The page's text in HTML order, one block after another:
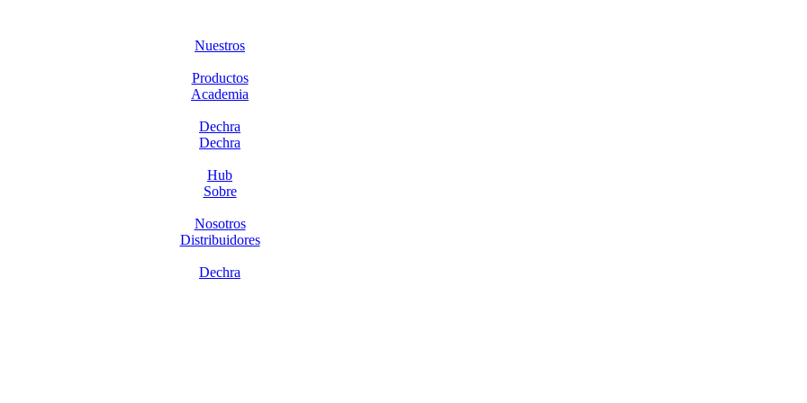
Nuestros
Productos
Academia
Dechra
Dechra
Hub
Sobre
Nosotros
Distribuidores
Dechra